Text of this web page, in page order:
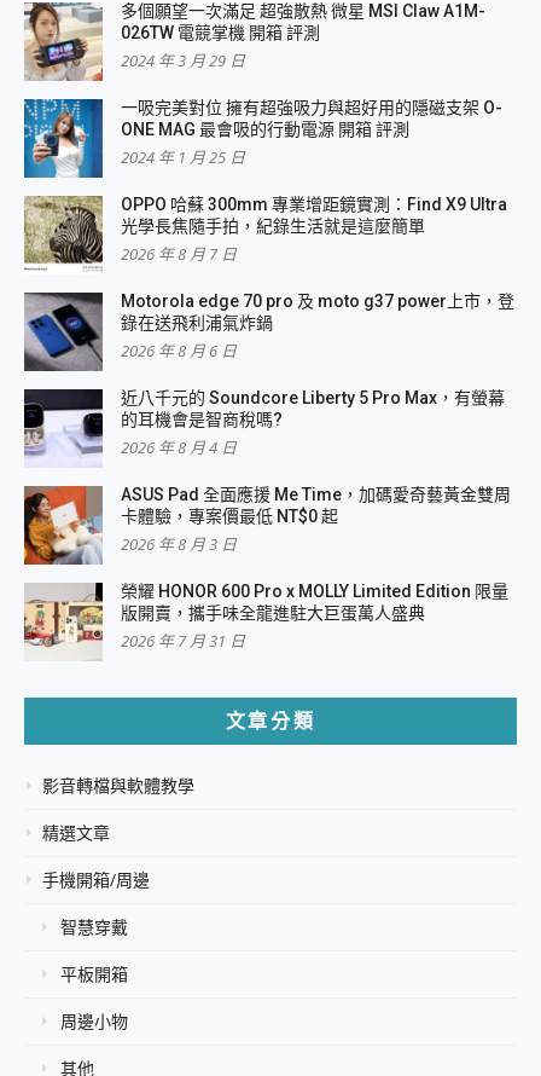
多個願望一次滿足 超強散熱 微星 MSI Claw A1M-
026TW 電競掌機 開箱 評測
2024 年 3 月 29 日
一吸完美對位 擁有超強吸力與超好用的隱磁支架 O-
ONE MAG 最會吸的行動電源 開箱 評測
2024 年 1 月 25 日
OPPO 哈蘇 300mm 專業增距鏡實測：Find X9 Ultra
光學長焦隨手拍，紀錄生活就是這麼簡單
2026 年 8 月 7 日
Motorola edge 70 pro 及 moto g37 power上市，登
錄在送飛利浦氣炸鍋
2026 年 8 月 6 日
近八千元的 Soundcore Liberty 5 Pro Max，有螢幕
的耳機會是智商稅嗎?
2026 年 8 月 4 日
ASUS Pad 全面應援 Me Time，加碼愛奇藝黃金雙周
卡體驗，專案價最低 NT$0 起
2026 年 8 月 3 日
榮耀 HONOR 600 Pro x MOLLY Limited Edition 限量
版開賣，攜手味全龍進駐大巨蛋萬人盛典
2026 年 7 月 31 日
文章分類
影音轉檔與軟體教學
精選文章
手機開箱/周邊
智慧穿戴
平板開箱
周邊小物
其他